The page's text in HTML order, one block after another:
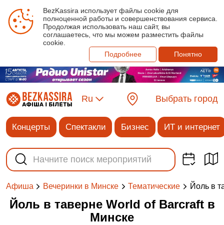
BezKassira использует файлы cookie для
полноценной работы и совершенствования сервиса.
Продолжая использовать наш сайт, вы
соглашаетесь, что мы можем разместить файлы
cookie.
Подробнее
Понятно
Ru Выбрать город
Концерты Спектакли Бизнес ИТ и интернет
Афиша Вечеринки в Минске Тематические Йоль в
Йоль в таверне World of Barcraft в
Минске